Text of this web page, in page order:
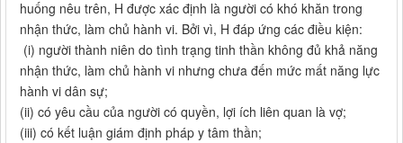
huống nêu trên, H được xác định là người có khó khăn trong
nhận thức, làm chủ hành vi. Bởi vì, H đáp ứng các điều kiện:
(i) người thành niên do tình trạng tinh thần không đủ khả năng
nhận thức, làm chủ hành vi nhưng chưa đến mức mất năng lực
hành vi dân sự;
(ii) có yêu cầu của người có quyền, lợi ích liên quan là vợ;
(iii) có kết luận giám định pháp y tâm thần;